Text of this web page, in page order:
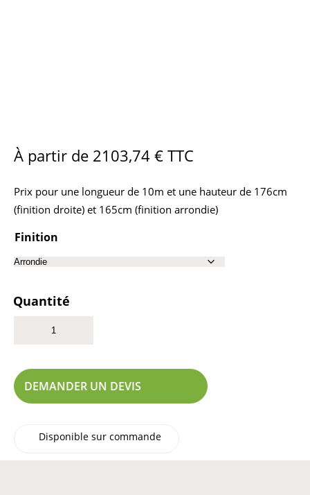
À partir de 2103,74 € TTC
Prix pour une longueur de 10m et une hauteur de 176cm
(finition droite) et 165cm (finition arrondie)
Finition
Quantité
DEMANDER UN DEVIS
Disponible sur commande